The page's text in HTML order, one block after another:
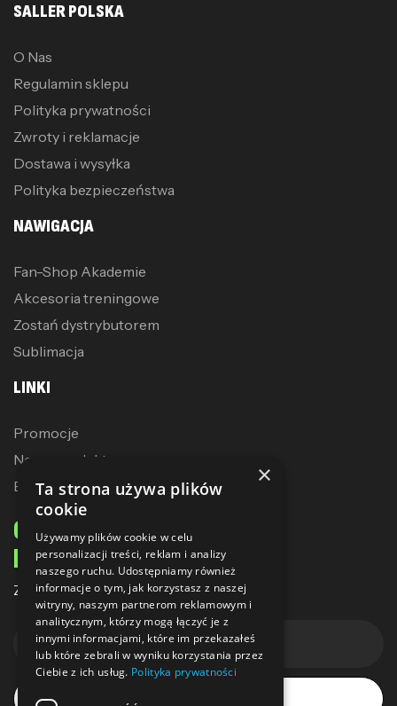
SALLER POLSKA
O Nas
Regulamin sklepu
Polityka prywatności
Zwroty i reklamacje
Dostawa i wysyłka
Polityka bezpieczeństwa
NAWIGACJA
Fan-Shop Akademie
Akcesoria treningowe
Zostań dystrybutorem
Sublimacja
LINKI
Promocje
Nowe produkty
Bestsellery
ODBIERZ 10% ZNIŻKI
NA PIERWSZE ZAKUPY
Zapisz się do naszego newslettera
×
Ta strona używa plików
cookie
Używamy plików cookie w celu
personalizacji treści, reklam i analizy
naszego ruchu. Udostępniamy również
informacje o tym, jak korzystasz z naszej
witryny, naszym partnerom reklamowym i
analitycznym, którzy mogą łączyć je z
innymi informacjami, które im przekazałeś
lub które zebrali w wyniku korzystania przez
Ciebie z ich usług. Polityka prywatności